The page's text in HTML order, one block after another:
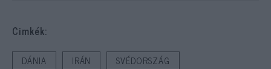
Cimkék:
DÁNIA IRÁN
SVÉDORSZÁG